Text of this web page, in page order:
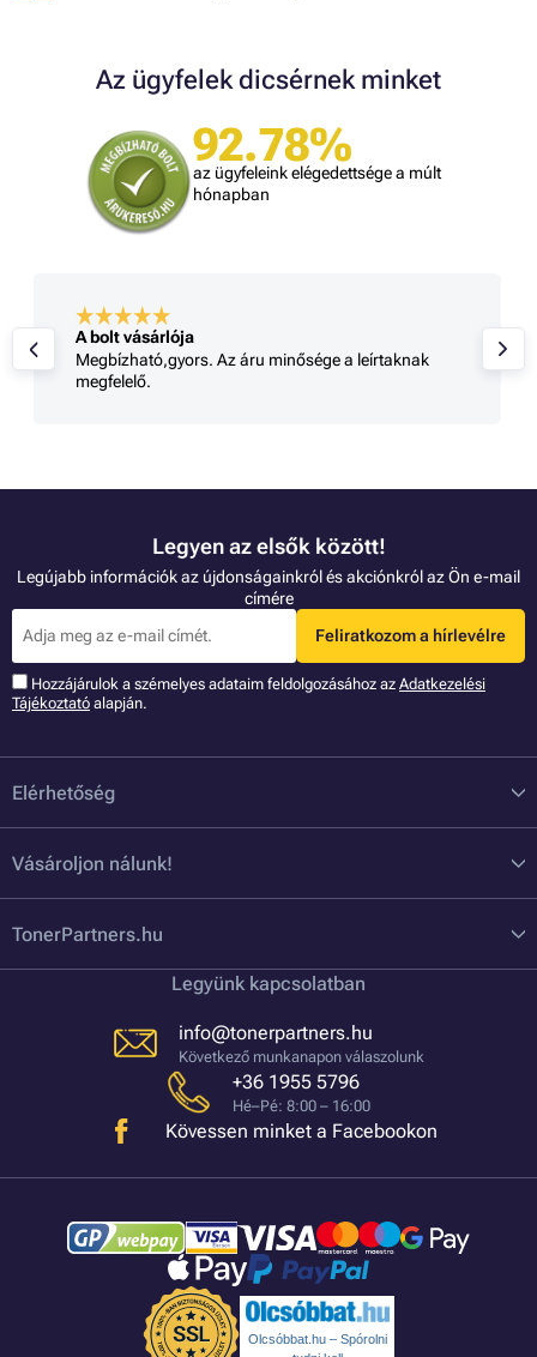
Az ügyfelek dicsérnek minket
92.78%
az ügyfeleink elégedettsége a múlt
hónapban
A bolt vásárlója
Megbízható,gyors. Az áru minősége a leírtaknak
megfelelő.
Legyen az elsők között!
Legújabb információk az újdonságainkról és akciónkról az Ön e-mail
címére
Feliratkozom a hírlevélre
Hozzájárulok a szémelyes adataim feldolgozásához az Adatkezelési
Tájékoztató alapján.
Elérhetőség
Vásároljon nálunk!
TonerPartners.hu
Legyünk kapcsolatban
info@tonerpartners.hu
Következő munkanapon válaszolunk
+36 1955 5796
Hé–Pé: 8:00 – 16:00
Kövessen minket a Facebookon
Olcsóbbat.hu – Spórolni